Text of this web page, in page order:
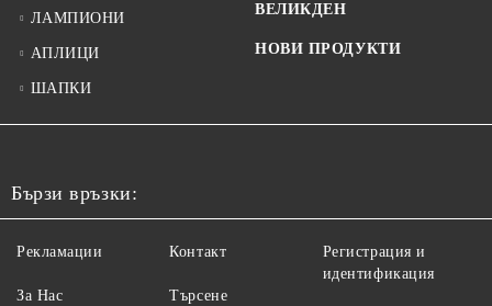
ЛАМПИОНИ
АПЛИЦИ
ШАПКИ
ВЕЛИКДЕН
НОВИ ПРОДУКТИ
Бързи връзки:
Рекламации
За Нас
Контакт
Търсене
Регистрация и
идентификация